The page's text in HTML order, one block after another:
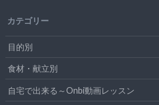
カテゴリー
目的別
食材・献立別
自宅で出来る～Onbi動画レッスン